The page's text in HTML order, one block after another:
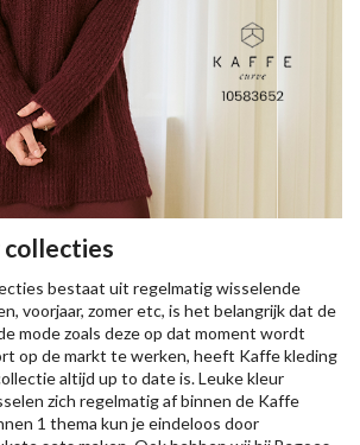
bestaat uit regelmatig wisselende
voorjaar, zomer etc, is het belangrijk dat de
mode zoals deze op dat moment wordt
op de markt te werken, heeft Kaffe kleding
altijd up to date is. Leuke kleur
zich regelmatig af binnen de Kaffe
1 thema kun je eindeloos door